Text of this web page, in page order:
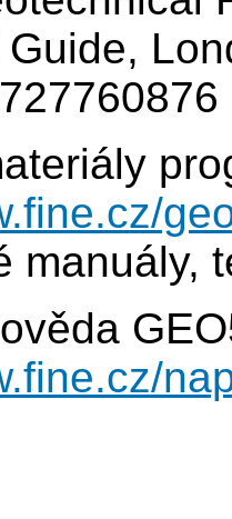
manuály,